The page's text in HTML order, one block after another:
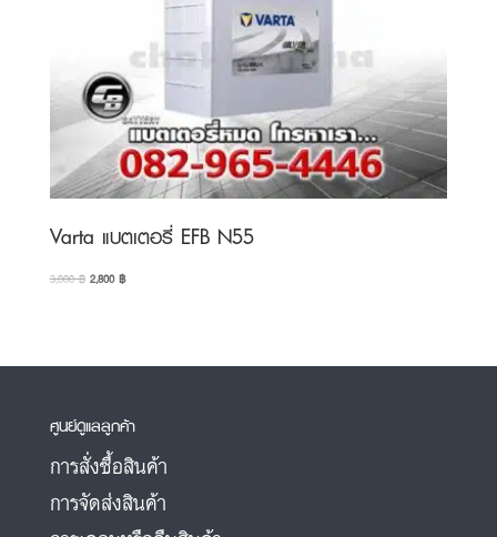
Varta แบตเตอรี่ EFB N55
3,000฿ Original
2,800฿Current
ศูนย์ดูแลลูกค้า
การสั่งซื้อสินค้า
การจัดส่งสินค้า